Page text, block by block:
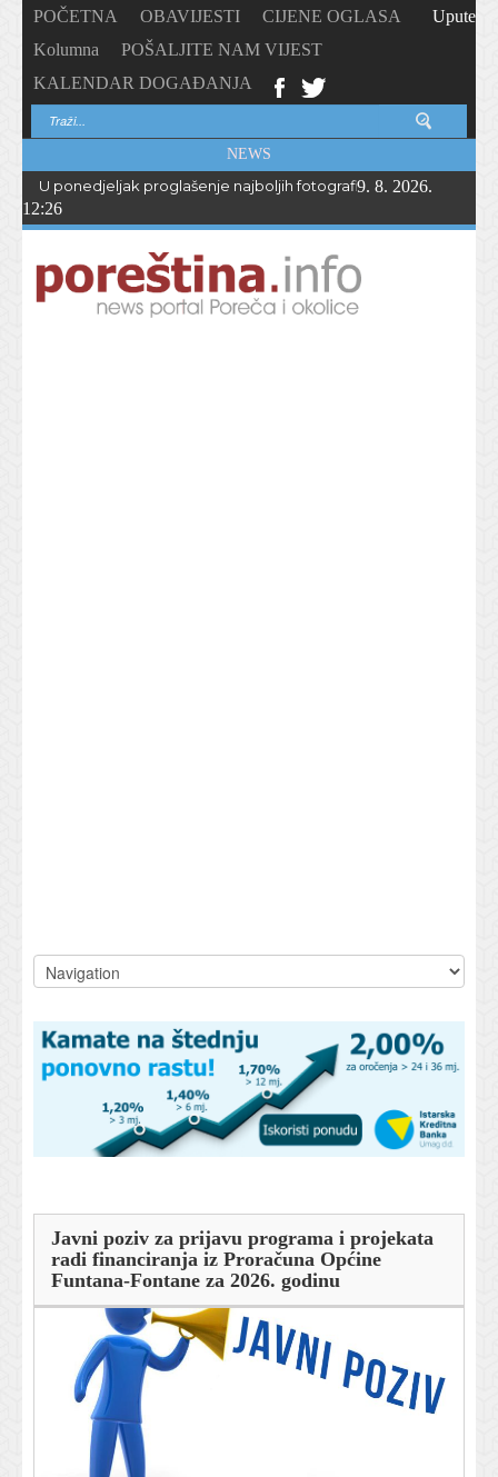
POČETNA OBAVIJESTI
CIJENE OGLASA
Kolumna
POŠALJITE NAM VIJEST
KALENDAR DOGAĐANJA
Upute
NEWS
U ponedjeljak proglašenje najboljih fotografija – PhotoCity2026
9. 8. 2026.
12:26
Javni poziv za prijavu programa i projekata
radi financiranja iz Proračuna Općine
Funtana-Fontane za 2026. godinu